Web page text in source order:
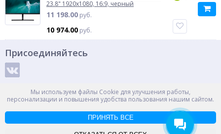
23.8" 1920x1080, 16:9, черный
11 198.00 руб.
10 974.00 руб.
Мы используем файлы Cookie для улучшения работы,
персонализации и повышения удобства пользования нашим сайтом.
ПРИНЯТЬ ВСЕ
Присоединяйтесь
Способы оплаты